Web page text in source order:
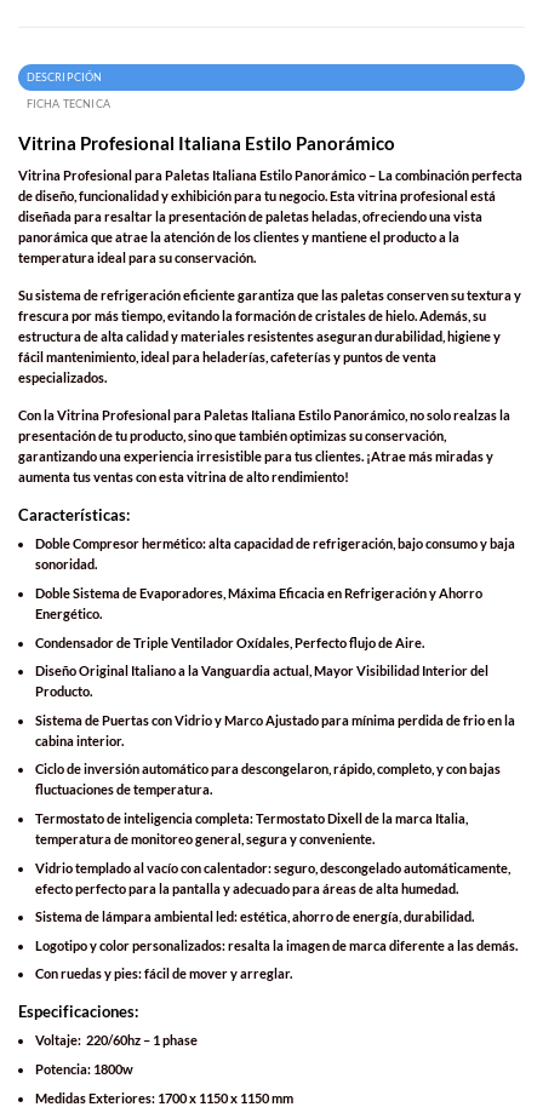
DESCRIPCIÓN
FICHA TECNICA
Vitrina Profesional Italiana Estilo Panorámico
Vitrina Profesional para Paletas Italiana Estilo Panorámico– La combinación perfecta
de diseño, funcionalidad y exhibición para tu negocio. Estavitrina profesionalestá
diseñada para resaltar la presentación depaletas heladas , ofreciendo una vista
panorámicaque atrae la atención de los clientes y mantiene el producto a la
temperatura ideal para su conservación.
Su sistema derefrigeración eficientegarantiza que las paletas conserven su textura y
frescura por más tiempo, evitando la formación de cristales de hielo. Además, su
estructura de alta calidad y materiales resistentes aseguran durabilidad, higiene y
fácil mantenimiento, ideal para heladerías, cafeterías y puntos de venta
especializados.
Con laVitrina Profesional para Paletas Italiana Estilo Panorámico , no solo realzas la
presentación de tu producto, sino que también optimizas su conservación,
garantizando una experiencia irresistible para tus clientes. ¡Atrae más miradas y
aumenta tus ventas con esta vitrina de alto rendimiento!
Características:
Doble Compresor hermético: alta capacidad de refrigeración, bajo consumo y baja
sonoridad.
Doble Sistema de Evaporadores, Máxima Eficacia en Refrigeración y Ahorro
Energético.
Condensador de Triple Ventilador Oxídales, Perfecto flujo de Aire.
Diseño Original Italiano a la Vanguardia actual, Mayor Visibilidad Interior del
Producto.
Sistema de Puertas con Vidrio y Marco Ajustado para mínima perdida de frio en la
cabina interior.
Ciclo de inversión automático para descongelaron, rápido, completo, y con bajas
fluctuaciones de temperatura.
Termostato de inteligencia completa: Termostato Dixell de la marca Italia,
temperatura de monitoreo general, segura y conveniente.
Vidrio templado al vacío con calentador: seguro, descongelado automáticamente,
efecto perfecto para la pantalla y adecuado para áreas de alta humedad.
Sistema de lámpara ambiental led: estética, ahorro de energía, durabilidad.
Logotipo y color personalizados: resalta la imagen de marca diferente a las demás.
Con ruedas y pies: fácil de mover y arreglar.
Especificaciones:
Voltaje: 220/60hz – 1 phase
Potencia: 1800w
Medidas Exteriores: 1700 x 1150 x 1150 mm